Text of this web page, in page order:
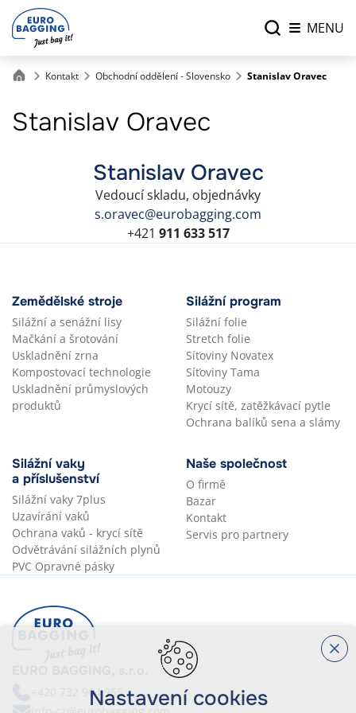
MENU
Kontakt Obchodní oddělení - Slovensko Stanislav Oravec
Stanislav Oravec
Stanislav Oravec
Vedoucí skladu, objednávky
s.oravec@eurobagging.com
+421 911 633 517
+420 732 904 955
Zemědělské stroje
Silážní a senážní lisy
Mačkání a šrotování
Uskladnění zrna
Kompostovací technologie
Uskladnění průmyslových
produktů
Silážní program
Silážní folie
Stretch folie
Síťoviny Novatex
Síťoviny Tama
Motouzy
Krycí sítě, zatěžkávací pytle
Ochrana balíků sena a slámy
Silážní vaky
a příslušenství
Silážní vaky 7plus
Uzavírání vaků
Ochrana vaků - krycí sítě
Odvětrávání silážních plynů
PVC Opravné pásky
Naše společnost
O firmě
Bazar
Kontakt
Servis pro partnery
Nastavení cookies